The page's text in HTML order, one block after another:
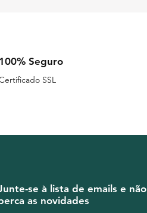
100% Seguro
SSL
se à lista de emails e não
as novidades